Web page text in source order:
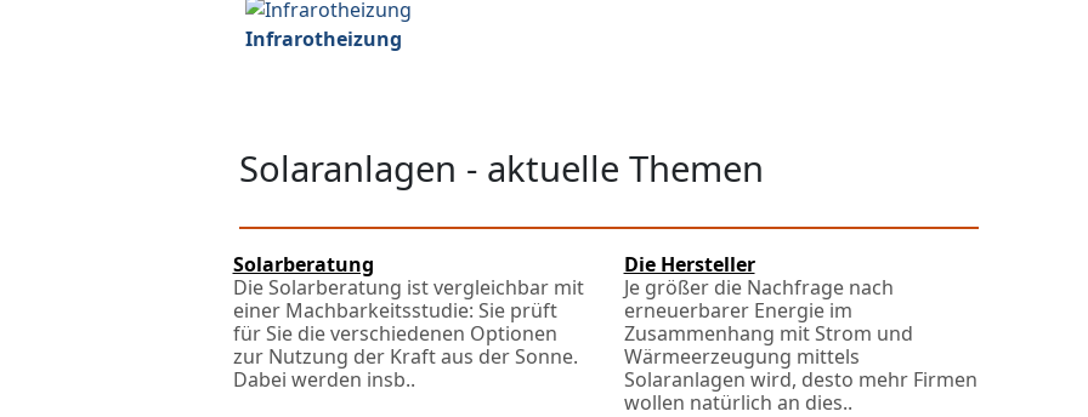
Infrarotheizung
Solaranlagen - aktuelle Themen
Solarberatung
Die Solarberatung ist vergleichbar mit
einer Machbarkeitsstudie: Sie prüft
für Sie die verschiedenen Optionen
zur Nutzung der Kraft aus der Sonne.
Dabei werden ins­b..
Die Hersteller
Je größer die Nachfrage nach
erneuerbarer Energie im
Zusammenhang mit Strom und
Wärmeerzeugung mittels
Solaranlagen wird, desto mehr Firmen
wollen natürlich an dies..